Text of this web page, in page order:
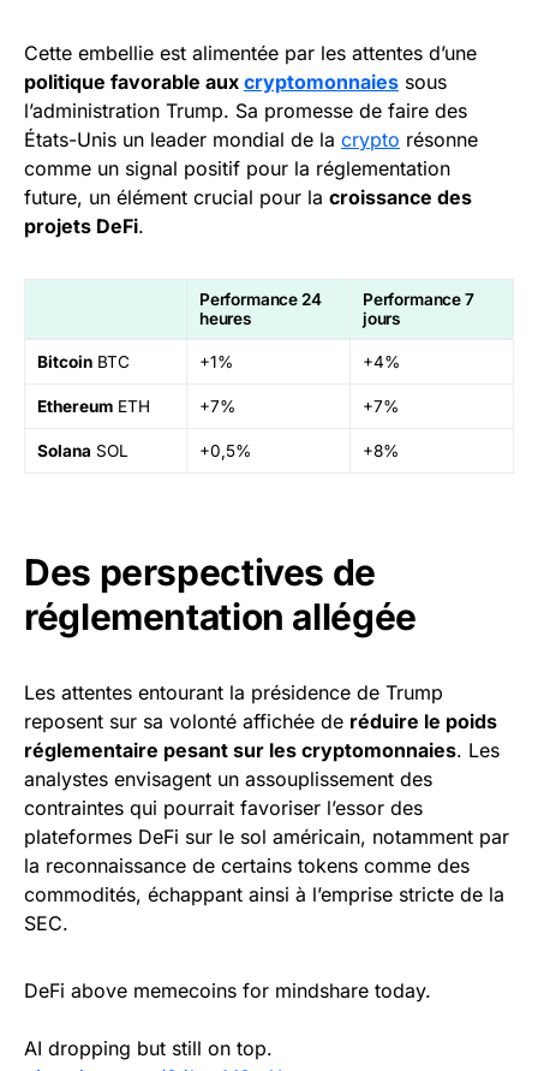
Cette embellie est alimentée par les attentes d’une
politique favorable aux cryptomonnaies sous
l’administration Trump. Sa promesse de faire des
États-Unis un leader mondial de la crypto résonne
comme un signal positif pour la réglementation
future, un élément crucial pour la croissance des
projets DeFi.
Performance 24
heures
Performance 7
jours
Bitcoin BTC +1% +4%
Ethereum ETH +7% +7%
Solana SOL +0,5% +8%
Des perspectives de
réglementation allégée
Les attentes entourant la présidence de Trump
reposent sur sa volonté affichée de réduire le poids
réglementaire pesant sur les cryptomonnaies. Les
analystes envisagent un assouplissement des
contraintes qui pourrait favoriser l’essor des
plateformes DeFi sur le sol américain, notamment par
la reconnaissance de certains tokens comme des
commodités, échappant ainsi à l’emprise stricte de la
SEC.
DeFi above memecoins for mindshare today.
AI dropping but still on top.